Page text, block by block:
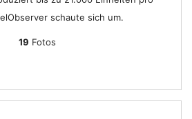
schaute sich um.
19 Fotos